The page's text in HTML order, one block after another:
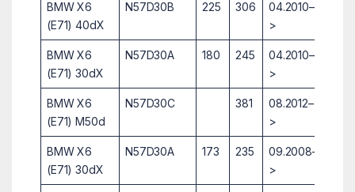
BMW X6
(E71) 40dX
N57D30B 225 306
04.2010–
>
BMW X6
(E71) 30dX
N57D30A 180 245
04.2010–
>
BMW X6
(E71) M50d
N57D30C 381
08.2012–
>
BMW X6
(E71) 30dX
N57D30A 173 235
09.2008–
>